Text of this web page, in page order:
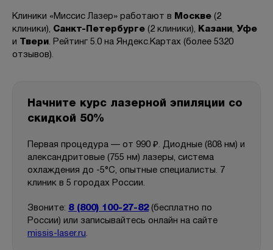
Клиники «Миссис Лазер» работают в Москве (2
клиники), Санкт-Петербурге (2 клиники), Казани, Уфе
и
Твери. Рейтинг 5.0 на Яндекс.Картах (более 5320
отзывов).
Начните курс лазерной эпиляции со
скидкой 50%
Первая процедура — от 990 ₽. Диодные (808 нм) и
александритовые (755 нм) лазеры, система
охлаждения до -5°C, опытные специалисты. 7
клиник в 5 городах России.
Звоните: 8 (800) 100-27-82(бесплатно по
России) или записывайтесь онлайн на сайте
missis-laser.ru.